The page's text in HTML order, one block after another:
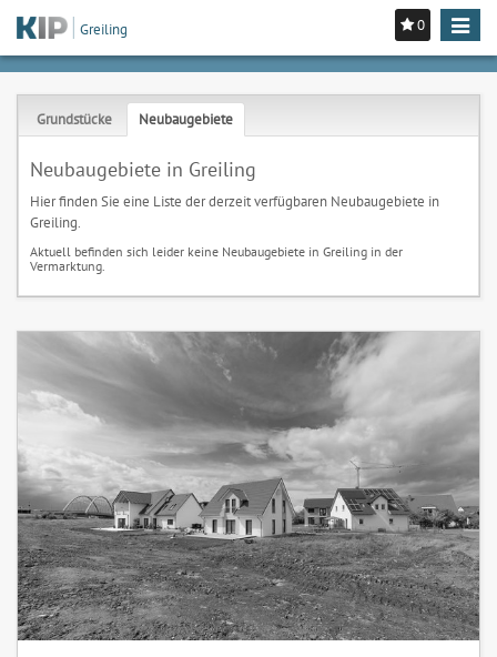
0
Toggle
Greiling
Grundstücke Neubaugebiete
Neubaugebiete in Greiling
Hier finden Sie eine Liste der derzeit verfügbaren Neubaugebiete in
Greiling.
Aktuell befinden sich leider keine Neubaugebiete in Greiling in der
Vermarktung.